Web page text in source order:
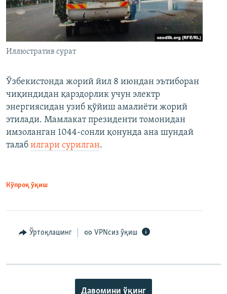
Иллюстратив сурат
Ўзбекистонда жорий йил 8 июндан эътиборан
чиқиндидан қарздорлик учун электр
энергиясидан узиб қўйиш амалиёти жорий
этилади. Мамлакат президенти томонидан
имзоланган 1044-сонли қонунда ана шундай
талаб илгари сурилган.
Кўпроқ ўқиш
Ўртоқлашинг VPNсиз ўқиш
Давомини ўқинг